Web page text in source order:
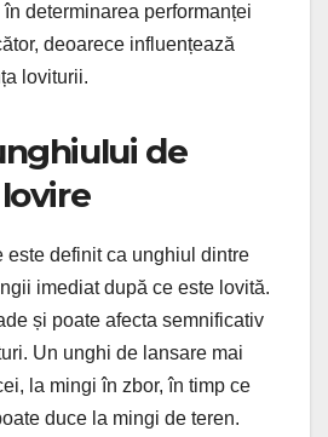
determinarea performanței
deoarece influențează
loviturii.
de
este definit ca unghiul dintre
imediat după ce este lovită.
și poate afecta semnificativ
Un unghi de lansare mai
la mingi în zbor, în timp ce
duce la mingi de teren.